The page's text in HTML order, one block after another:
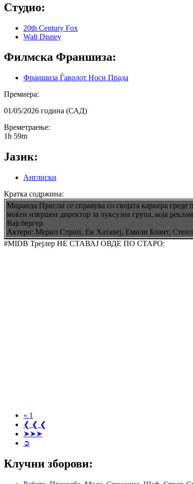
Студио:
20th Century Fox
Walt Disney
Филмска Франшиза:
Франшиза Ѓаволот Носи Прада
Премиера:
01/05/2026 година (САД)
Времетраење:
1h 59m
Јазик:
Англиски
Кратка содржина:
Миранда Присли се справува со својата кариера
моќен извршен директор за луксузна група, која
Вајсбергер.
Актери: Мерил Стрип, Ен Хатавеј, Емили Блант,
#MIDB Трејлер НЕ СТАВАЈ ОВДЕ ПО СТАРО:
« 1
❮ ❮ ❮
➤➤➤
➲
Клучни зборови: